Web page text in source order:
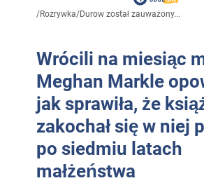
/Rozrywka/Durow został zauważony...
Wrócili na miesiąc
Meghan Markle
jak sprawiła, że
zakochał się w niej
po siedmiu latach
małżeństwa